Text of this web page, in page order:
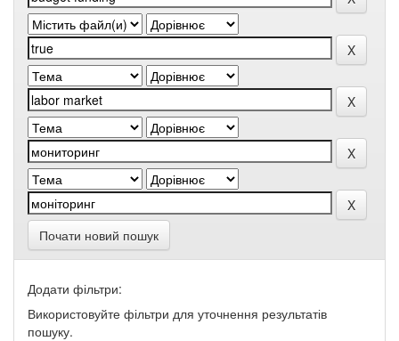
Почати новий пошук
Додати фільтри:
Використовуйте фільтри для уточнення результатів
пошуку.